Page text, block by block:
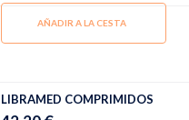
AÑADIR A LA CESTA
LIBRAMED COMPRIMIDOS